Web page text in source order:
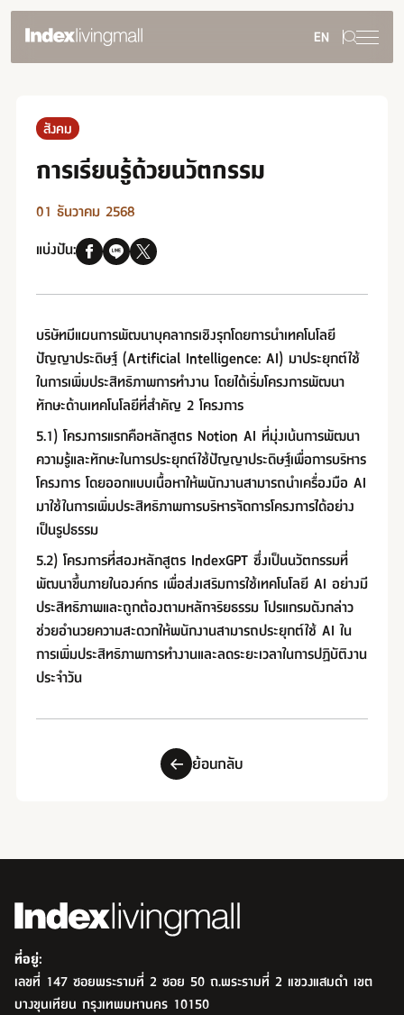
EN
ภาพรวมความยั่งยืน
สิ่งแวดล้อม
สังคม
การกำกับดูแลกิจการ
รายงานและการเปิดเผยข้อมูล
การดำเนินการด้านความยั่งยืน
รางวัลด้านความยั่งยืน
กลับสู่เว็บไซต์หลัก
สังคม
การเรียนรู้ด้วยนวัตกรรม
01 ธันวาคม 2568
แบ่งปัน:
บริษัทมีแผนการพัฒนาบุคลากรเชิงรุกโดยการนำเทคโนโลยี
ปัญญาประดิษฐ์ (Artificial Intelligence: AI) มาประยุกต์ใช้
ในการเพิ่มประสิทธิภาพการทำงาน โดยได้เริ่มโครงการพัฒนา
ทักษะด้านเทคโนโลยีที่สำคัญ 2 โครงการ
5.1) โครงการแรกคือหลักสูตร Notion AI ที่มุ่งเน้นการพัฒนา
ความรู้และทักษะในการประยุกต์ใช้ปัญญาประดิษฐ์เพื่อการบริหาร
โครงการ โดยออกแบบเนื้อหาให้พนักงานสามารถนำเครื่องมือ AI
มาใช้ในการเพิ่มประสิทธิภาพการบริหารจัดการโครงการได้อย่าง
เป็นรูปธรรม
5.2) โครงการที่สองหลักสูตร IndexGPT ซึ่งเป็นนวัตกรรมที่
พัฒนาขึ้นภายในองค์กร เพื่อส่งเสริมการใช้เทคโนโลยี AI อย่างมี
ประสิทธิภาพและถูกต้องตามหลักจริยธรรม โปรแกรมดังกล่าว
ช่วยอำนวยความสะดวกให้พนักงานสามารถประยุกต์ใช้ AI ใน
การเพิ่มประสิทธิภาพการทำงานและลดระยะเวลาในการปฏิบัติงาน
ประจำวัน
ย้อนกลับ
ที่อยู่:
เลขที่ 147 ซอยพระรามที่ 2 ซอย 50 ถ.พระรามที่ 2 แขวงแสมดำ เขต
บางขุนเทียน กรุงเทพมหานคร 10150